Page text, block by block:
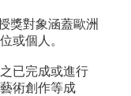
獎對象涵蓋歐洲
或個人。
已完成或進行
術創作等成